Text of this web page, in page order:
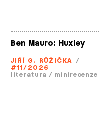
Ben Mauro: Huxley
JIŘÍ G. RŮŽIČKA /
#11/2026
literatura / minirecenze